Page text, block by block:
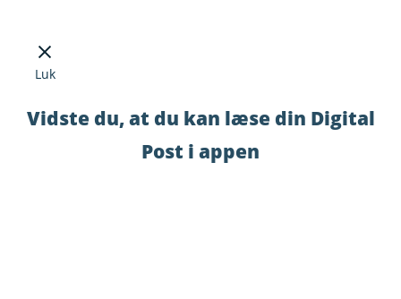
Luk
Vidste du, at du kan læse din Digital
Post i appen